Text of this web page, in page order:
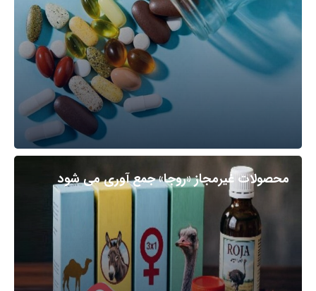
محصولات غیرمجاز «روجا» جمع آوری می شود